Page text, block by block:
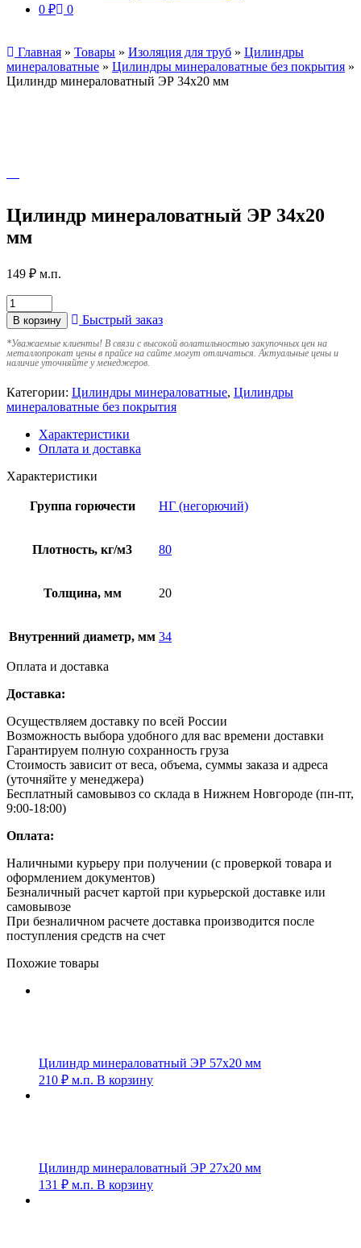
0 ₽ 0
Главная » Товары » Изоляция для труб » Цилиндры
минераловатные » Цилиндры минераловатные без покрытия »
Цилиндр минераловатный ЭР 34х20 мм
Цилиндр минераловатный ЭР 34х20
мм
149 ₽ м.п.
В корзину Быстрый заказ
*Уважаемые клиенты! В связи с высокой волатильностью закупочных цен на
металлопрокат цены в прайсе на сайте могут отличаться. Актуальные цены и
наличие уточняйте у менеджеров.
Категории: Цилиндры минераловатные, Цилиндры
минераловатные без покрытия
Характеристики
Оплата и доставка
Характеристики
Группа горючести НГ (негорючий)
Плотность, кг/м3 80
Толщина, мм 20
Внутренний диаметр, мм 34
Оплата и доставка
Доставка:
Осуществляем доставку по всей России
Возможность выбора удобного для вас времени доставки
Гарантируем полную сохранность груза
Стоимость зависит от веса, объема, суммы заказа и адреса
(уточняйте у менеджера)
Бесплатный самовывоз со склада в Нижнем Новгороде (пн-пт,
9:00-18:00)
Оплата:
Наличными курьеру при получении (с проверкой товара и
оформлением документов)
Безналичный расчет картой при курьерской доставке или
самовывозе
При безналичном расчете доставка производится после
поступления средств на счет
Похожие товары
Цилиндр минераловатный ЭР 57х20 мм
210 ₽ м.п. В корзину
Цилиндр минераловатный ЭР 27х20 мм
131 ₽ м.п. В корзину